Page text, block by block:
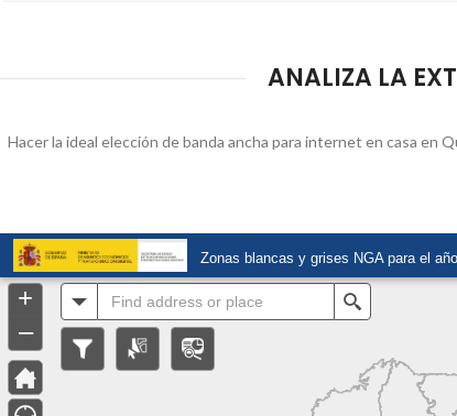
ANALIZA LA
Hacer la ideal elección de banda ancha para internet en casa en